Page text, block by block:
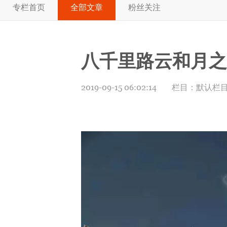
专栏首页 全部文章 粉丝关注
八千里路云和月
2019-09-15 06:02:14 栏目： 默认栏